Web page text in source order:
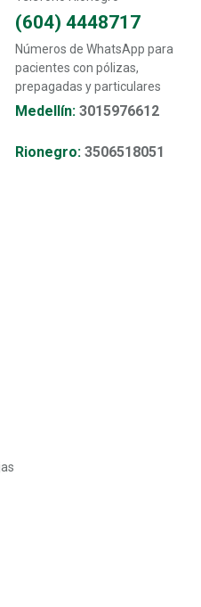
(604) 4448717
Números de WhatsApp para
pacientes con pólizas,
prepagadas y particulares
Medellín: 3015976612
Rionegro: 3506518051
footer